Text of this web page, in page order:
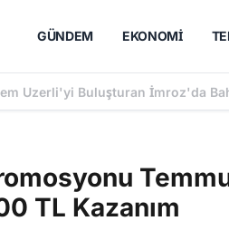
GÜNDEM EKONOMI
Uzerli'yi Buluşturan İmroz'da
TL Kazanım